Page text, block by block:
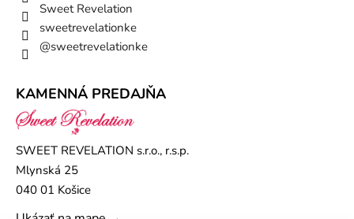
Sweet Revelation
sweetrevelationke
@sweetrevelationke
KAMENNÁ PREDAJŇA
SWEET REVELATION s.r.o., r.s.p.
Mlynská 25
040 01 Košice